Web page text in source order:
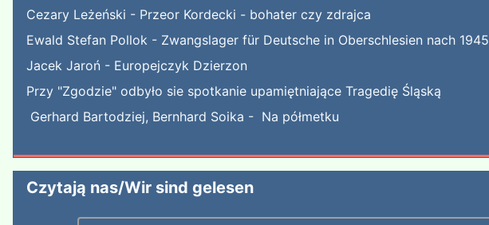
Cezary Leżeński - Przeor Kordecki - bohater czy zdrajca
Ewald Stefan Pollok - Zwangslager für Deutsche in Oberschlesien nach 1945
Jacek Jaroń - Europejczyk Dzierzon
Przy "Zgodzie" odbyło sie spotkanie upamiętniające Tragedię Śląską
Gerhard Bartodziej, Bernhard Soika - Na półmetku
Czytają nas/Wir sind gelesen